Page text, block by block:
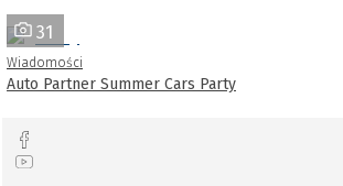
31
Wiadomości
Auto Partner Summer Cars Party